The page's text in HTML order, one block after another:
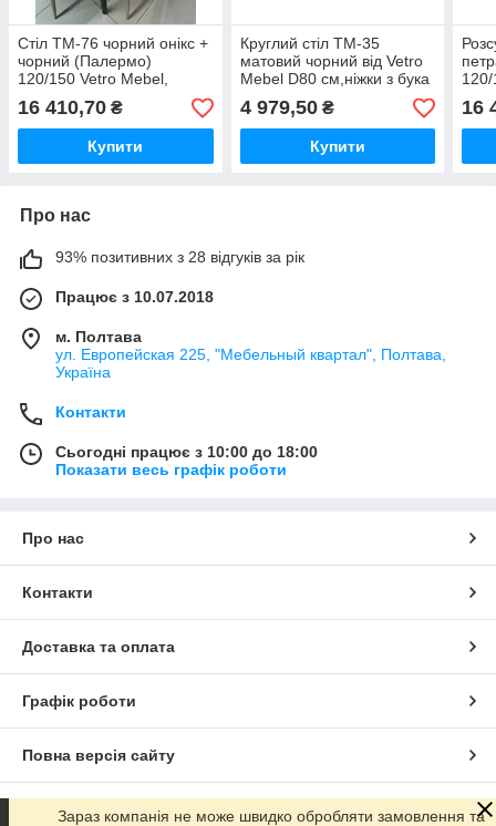
Стіл TM-76 чорний онікс +
чорний (Палермо)
120/150 Vetro Mebel,
механізм-автомат
16 410,70 ₴
Купити
Круглий стіл TM-35
матовий чорний від Vetro
Mebel D80 см,ніжки з бука
4 979,50₴
Купити
16
Про нас
93% позитивних з 28 відгуків за рік
Працює з 10.07.2018
м. Полтава
ул. Европейская 225, "Мебельный квартал", Полтава,
Україна
Контакти
Сьогодні працює з 10:00 до 18:00
Показати весь графік роботи
Про нас
Контакти
Доставка та оплата
Графік роботи
Повна версія сайту
Сайт створено на маркетплейсіProm.ua
Зараз компанія не може швидко обробляти замовлення та